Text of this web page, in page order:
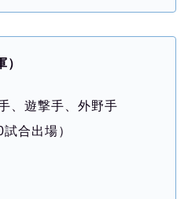
、遊撃手、外野手
合出場）